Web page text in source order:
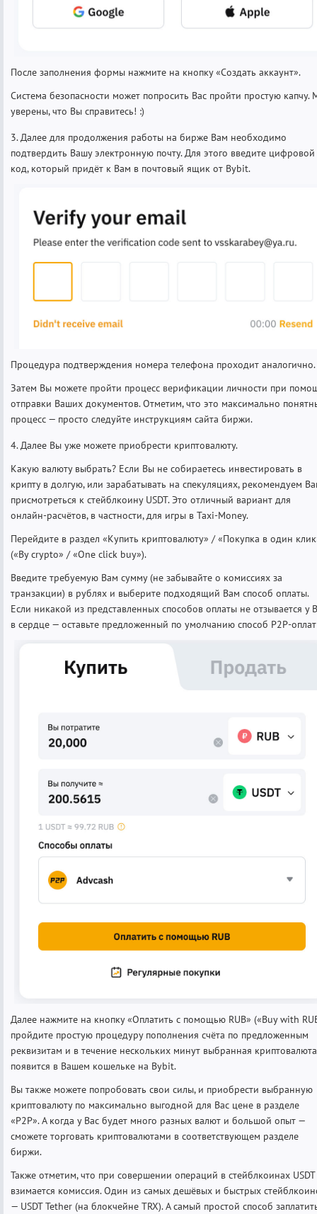
После заполнения формы нажмите на кнопку «Создать аккаунт».
Система безопасности может попросить Вас пройти простую капчу.
уверены, что Вы справитесь! :)
3. Далее для продолжения работы на бирже Вам необходимо
подтвердить Вашу электронную почту. Для этого введите цифровой
код, который придёт к Вам в почтовый ящик от Bybit.
Процедура подтверждения номера телефона проходит аналогично.
Затем Вы можете пройти процесс верификации личности при
отправки Ваших документов. Отметим, что это максимально
процесс — просто следуйте инструкциям сайта биржи.
4. Далее Вы уже можете приобрести криптовалюту.
Какую валюту выбрать? Если Вы не собираетесь инвестировать в
крипту в долгую, или зарабатывать на спекуляциях, рекомендуем
присмотреться к стейблкоину USDT. Это отличный вариант для
онлайн-расчётов, в частности, для игры в Taxi-Money.
Перейдите в раздел «Купить криптовалюту» / «Покупка в один
(«By crypto» / «One click buy»).
Введите требуемую Вам сумму (не забывайте о комиссиях за
транзакции) в рублях и выберите подходящий Вам способ оплаты.
Если никакой из представленных способов оплаты не отзывается у
в сердце — оставьте предложенный по умолчанию способ P2P-
Далее нажмите на кнопку «Оплатить с помощью RUB» («Buy with
пройдите простую процедуру пополнения счёта по предложенным
реквизитам и в течение нескольких минут выбранная криптовалюта
появится в Вашем кошельке на Bybit.
Вы также можете попробовать свои силы, и приобрести выбранную
криптовалюту по максимально выгодной для Вас цене в разделе
«P2P». А когда у Вас будет много разных валют и большой опыт —
сможете торговать криптовалютами в соответствующем разделе
биржи.
Также отметим, что при совершении операций в стейблкоинах USDT
взимается комиссия. Один из самых дешёвых и быстрых
— USDT Tether (на блокчейне TRX). А самый простой способ